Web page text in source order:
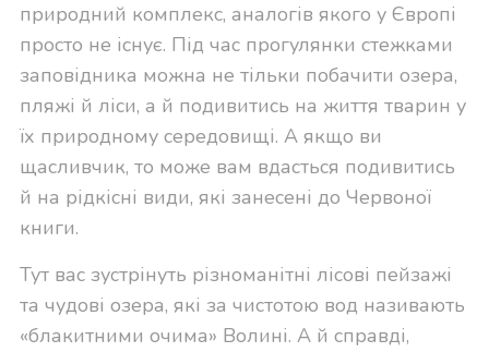
природний комплекс, аналогів якого у Європі
просто не існує. Під час прогулянки стежками
заповідника можна не тільки побачити озера,
пляжі й ліси, а й подивитись на життя тварин у
їх природному середовищі. А якщо ви
щасливчик, то може вам вдасться подивитись
й на рідкісні види, які занесені до Червоної
книги.
Тут вас зустрінуть різноманітні лісові пейзажі
та чудові озера, які за чистотою вод називають
«блакитними очима» Волині. А й справді,